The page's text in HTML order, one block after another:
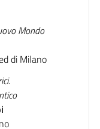
Mondo
di Milano